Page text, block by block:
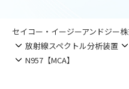
セイコー・イージーアンドジー
放射線スペクトル分析装置
N957【MCA】